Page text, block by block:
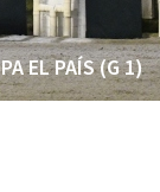
EL PAÍS (G 1)